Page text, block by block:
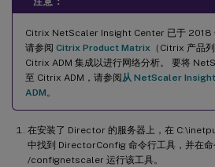
Citrix NetScaler Insight Center 已于 2018
请参阅 Citrix Product Matrix （Citrix 产品
Citrix ADM 集成以进行网络分析。 要将
至 Citrix ADM，请参阅从 NetScaler
ADM 。
在安装了 Director 的服务器上，在
中找到 DirectorConfig 命令行工具，并在命
/confignetscaler 运行该工具。